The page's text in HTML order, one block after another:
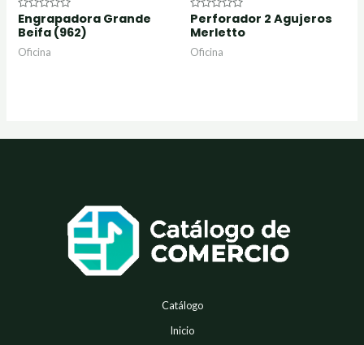
Valorado
con
0
de
5
Engrapadora Grande
Beifa (962)
Oficina
Valorado
con
0
de
5
Perforador 2 Agujeros
Merletto
Oficina
Catálogo
Inicio